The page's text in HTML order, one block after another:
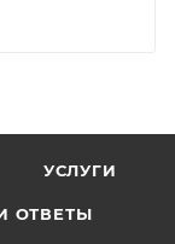
УСЛУГИ
ОТВЕТЫ